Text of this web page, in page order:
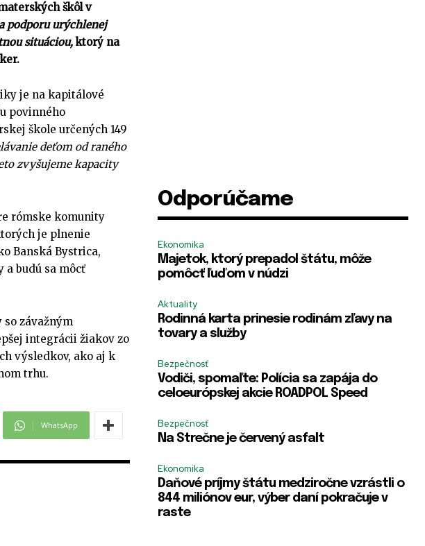
škôl v
podporu urýchlenej
situáciou,ktorý na
je na kapitálové
povinného
škole určených 149
deťom od raného
zvyšujeme kapacity
rómske komunity
je plnenie
Banská Bystrica,
a budú sa môcť
závažným
integrácii žiakov zo
výsledkov, ako aj k
trhu.
WhatsApp
Odporúčame
Ekonomika
Majetok, ktorý prepadol štátu, môže
pomôcť ľuďom v núdzi
Aktuality
Rodinná karta prinesie rodinám zľavy na
tovary a služby
Bezpečnosť
Vodiči, spomaľte: Polícia sa zapája do
celoeurópskej akcie ROADPOL Speed
Bezpečnosť
Na Strečne je červený asfalt
Ekonomika
Daňové príjmy štátu medziročne vzrástli o
844 miliónov eur, výber daní pokračuje v
raste